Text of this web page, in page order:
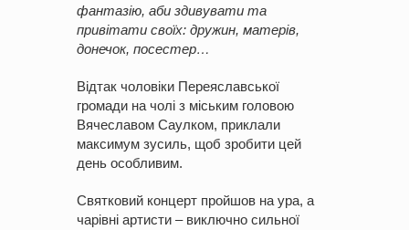
фантазію, аби здивувати та
привітати своїх: дружин, матерів,
донечок, посестер…
Відтак чоловіки Переяславської
громади на чолі з міським головою
Вячеславом Саулком, приклали
максимум зусиль, щоб зробити цей
день особливим.
Святковий концерт пройшов на ура, а
чарівні артисти – виключно сильної